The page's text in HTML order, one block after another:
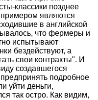
классики позднее
примером являются
в английской
что фермеры и
испытывают
бездействуют, а
свои контракты". И
создавшегося
подробное
уйти деньги,
так остро. Как видим,